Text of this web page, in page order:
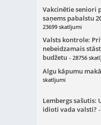
Vakcinētie seniori
saņems pabalstu
23699 skatījumi
Valsts kontrole:
nebeidzamais
budžetu - 28756
Algu kāpumu
skatījumi
Lembergs sašutis:
idioti vada valsti?